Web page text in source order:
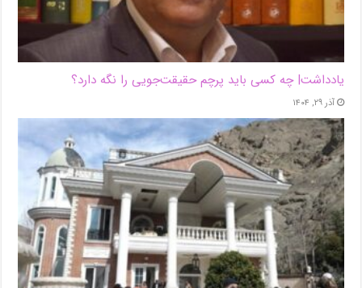
یادداشت| ‌چه کسی باید پرچم حقیقت‌جویی را نگه دارد؟
آذر ۲۹, ۱۴۰۴